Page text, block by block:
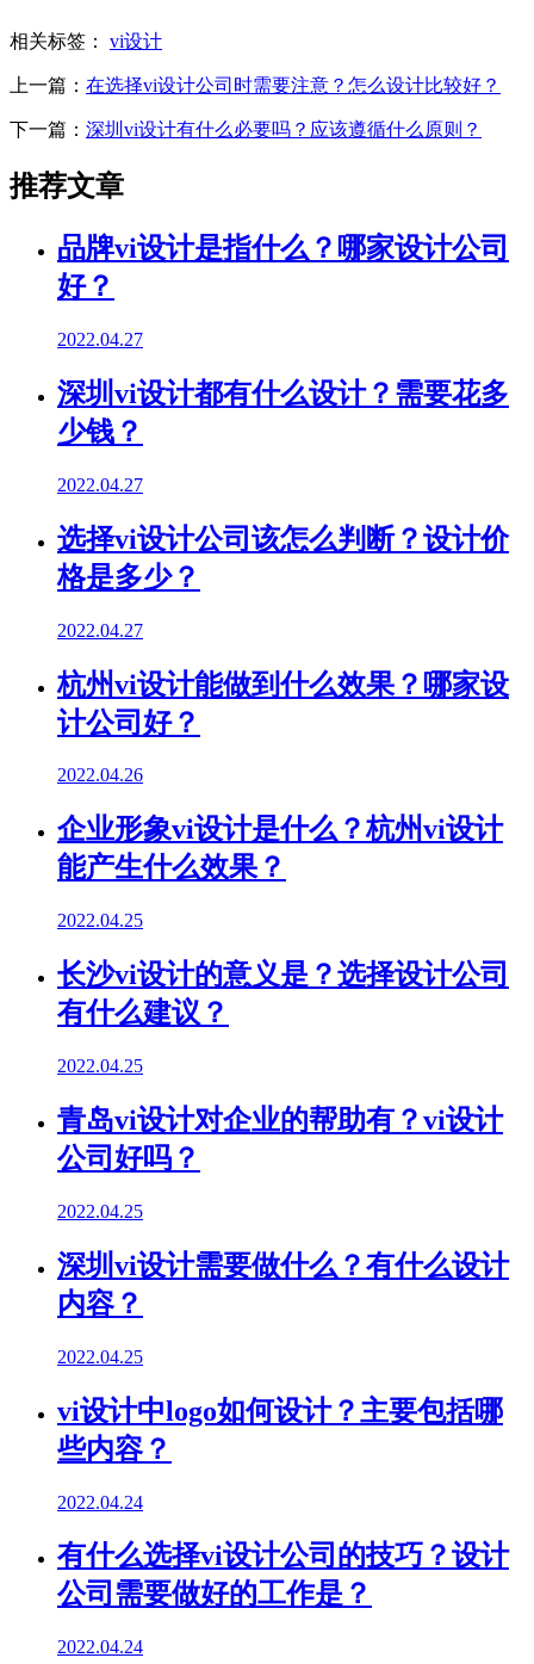
相关标签： vi设计
上一篇： 在选择vi设计公司时需要注意？怎么设计比较好？
下一篇： 深圳vi设计有什么必要吗？应该遵循什么原则？
推荐文章
品牌vi设计是指什么？哪家设计公司
好？
2022.04.27
深圳vi设计都有什么设计？需要花多
少钱？
2022.04.27
选择vi设计公司该怎么判断？设计价
格是多少？
2022.04.27
杭州vi设计能做到什么效果？哪家设
计公司好？
2022.04.26
企业形象vi设计是什么？杭州vi设计
能产生什么效果？
2022.04.25
长沙vi设计的意义是？选择设计公司
有什么建议？
2022.04.25
青岛vi设计对企业的帮助有？vi设计
公司好吗？
2022.04.25
深圳vi设计需要做什么？有什么设计
内容？
2022.04.25
vi设计中logo如何设计？主要包括哪
些内容？
2022.04.24
有什么选择vi设计公司的技巧？设计
公司需要做好的工作是？
2022.04.24